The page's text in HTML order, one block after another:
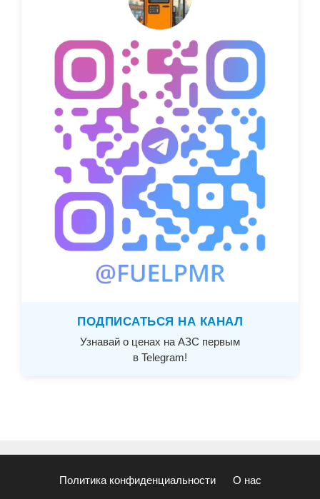
ПОДПИСАТЬСЯ НА КАНАЛ
Узнавай о ценах на АЗС первым
в Telegram!
Политика конфиденциальности О нас